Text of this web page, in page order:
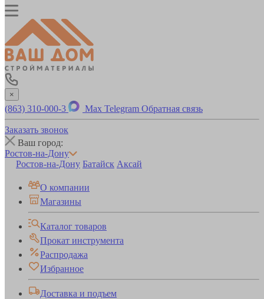
×
(863) 310-000-3 Max Telegram Обратная связь
Заказать звонок
Ваш город:
Ростов-на-Дону
Ростов-на-Дону Батайск Аксай
О компании
Магазины
Каталог товаров
Прокат инструмента
Распродажа
Избранное
Доставка и подъем